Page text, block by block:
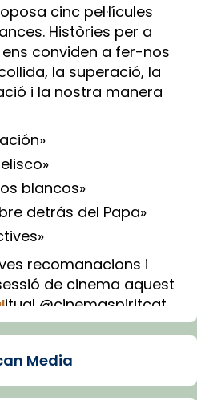
cinc pel·lícules
Històries per a
conviden a fer-nos
la superació, la
i la nostra manera
blancos»
detrás del Papa»
recomanacions i
de cinema aquest
itual @cinemaspiritcat
IA (OpenAI)
Media